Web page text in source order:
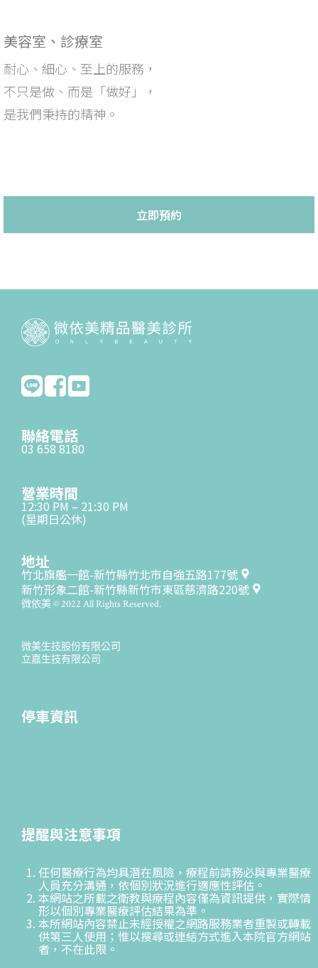
美容室、診療室
耐心、細心、至上的服務，
不只是做、而是「做好」，
是我們秉持的精神。
立即預約
聯絡電話
03 658 8180
營業時間
12:30 PM – 21:30 PM
(星期日公休)
地址
竹北旗艦一館-新竹縣竹北市自強五路177號
新竹形象二館-新竹縣新竹市東區慈濟路220號
微依美 © 2022 All Rights Reserved.
微美生技股份有限公司
立嘉生技有限公司
停車資訊
提醒與注意事項
任何醫療行為均具潛在風險，療程前請務必與專業醫療
人員充分溝通，依個別狀況進行適應性評估。
本網站之所載之衛教與療程內容僅為資訊提供，實際情
形以個別專業醫療評估結果為準。
本所網站內容禁止未經授權之網路服務業者重製或轉載
供第三人使用；惟以搜尋或連結方式進入本院官方網站
者，不在此限。